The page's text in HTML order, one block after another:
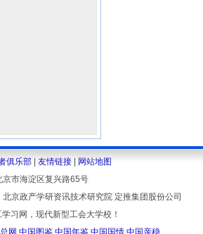
俱乐部| 友情链接|
网站地图
市海淀区复兴路65号
京政产学研资讯技术研究院 定推集团股份公司
习网，现代新型工会大学校！
网 中国图鉴 中国年鉴 中国国情 中国亲稳